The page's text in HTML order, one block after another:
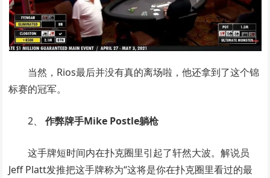
当然，Rios最后并没有真的离场啦，他还拿到了这个锦
标赛的冠军。
2、 作弊牌手Mike Postle躺枪
这手牌短时间内在扑克圈里引起了轩然大波。解说员
Jeff Platt发推把这手牌称为“这将是你在扑克圈里看过的最